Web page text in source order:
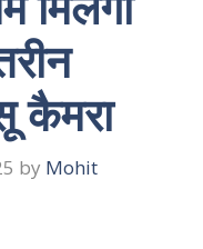
कैमरा
by Mohit